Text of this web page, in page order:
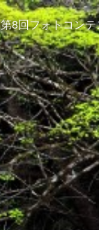
第8回フォ
第8回フォトコンテ